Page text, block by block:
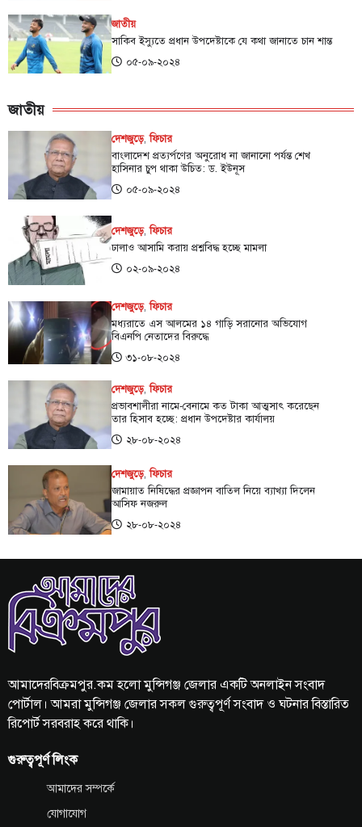
জাতীয়
সাকিব ইস্যুতে প্রধান উপদেষ্টাকে যে কথা জানাতে চান শান্ত
০৫-০৯-২০২৪
জাতীয়
দেশজুড়ে,ফিচার
বাংলাদেশ প্রত্যর্পণের অনুরোধ না জানানো পর্যন্ত শেখ
হাসিনার চুপ থাকা উচিত: ড. ইউনূস
০৫-০৯-২০২৪
দেশজুড়ে,ফিচার
ঢালাও আসামি করায় প্রশ্নবিদ্ধ হচ্ছে মামলা
০২-০৯-২০২৪
দেশজুড়ে,ফিচার
মধ্যরাতে এস আলমের ১৪ গাড়ি সরানোর অভিযোগ
বিএনপি নেতাদের বিরুদ্ধে
৩১-০৮-২০২৪
দেশজুড়ে,ফিচার
প্রভাবশালীরা নামে-বেনামে কত টাকা আত্মসাৎ করেছেন
তার হিসাব হচ্ছে: প্রধান উপদেষ্টার কার্যালয়
২৮-০৮-২০২৪
দেশজুড়ে,ফিচার
জামায়াত নিষিদ্ধের প্রজ্ঞাপন বাতিল নিয়ে ব্যাখ্যা দিলেন
আসিফ নজরুল
২৮-০৮-২০২৪
আমাদেরবিক্রমপুর.কম হলো মুন্সিগঞ্জ জেলার একটি অনলাইন সংবাদ
পোর্টাল। আমরা মুন্সিগঞ্জ জেলার সকল গুরুত্বপূর্ণ সংবাদ ও ঘটনার বিস্তারিত
রিপোর্ট সরবরাহ করে থাকি।
গুরুত্বপূর্ণ লিংক
আমাদের সম্পর্কে
যোগাযোগ